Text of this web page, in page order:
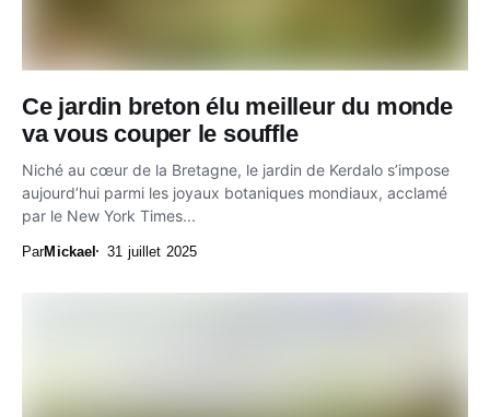
Ce jardin breton élu meilleur du monde
va vous couper le souffle
Niché au cœur de la Bretagne, le jardin de Kerdalo s’impose
aujourd’hui parmi les joyaux botaniques mondiaux, acclamé
par le New York Times...
ParMickael 31 juillet 2025